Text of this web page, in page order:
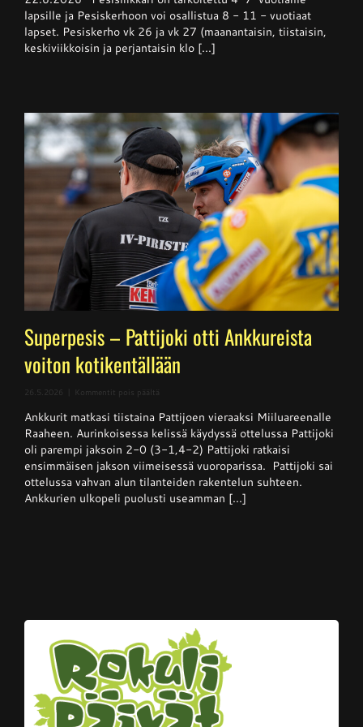
alkaa
viikolla
26
lapsille ja Pesiskerhoon voi osallistua 8 - 11 - vuotiaat
lapset. Pesiskerho vk 26 ja vk 27 (maanantaisin, tiistaisin,
keskiviikkoisin ja perjantaisin klo [...]
Superpesis – Pattijoki otti Ankkureista
voiton kotikentällään
26.5.2026 Kommentit pois päältä
–
Pattijoki
otti
Ankkureista
voiton
kotikentällään
Ankkurit matkasi tiistaina Pattijoen vieraaksi Miiluareenalle
Raaheen. Aurinkoisessa kelissä käydyssä ottelussa Pattijoki
oli parempi jaksoin 2-0 (3-1,4-2) Pattijoki ratkaisi
ensimmäisen jakson viimeisessä vuoroparissa. Pattijoki sai
ottelussa vahvan alun tilanteiden rakentelun suhteen.
Ankkurien ulkopeli puolusti useamman [...]